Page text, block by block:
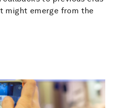
might emerge from the